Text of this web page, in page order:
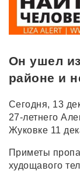
Он ушел
районе и
Сегодня, 13
27-летнего
Жуковке 11
Приметы
худощавого